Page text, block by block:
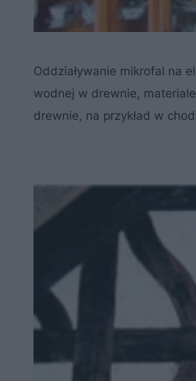
Oddziaływanie mikrofal na
wodnej w drewnie,
drewnie, na przykład w